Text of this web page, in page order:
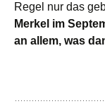
Regel nur das
Merkel im
an allem, was